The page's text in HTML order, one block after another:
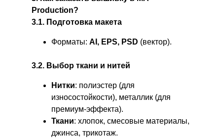
Production?
3.1. Подготовка макета
Форматы: AI, EPS, PSD (вектор).
3.2. Выбор ткани и нитей
Нитки: полиэстер (для
износостойкости), металлик (для
премиум-эффекта).
Ткани: хлопок, смесовые материалы,
джинса, трикотаж.